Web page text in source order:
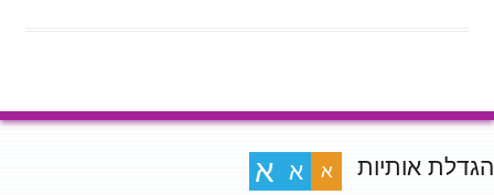
הגדלת אותיות א א א